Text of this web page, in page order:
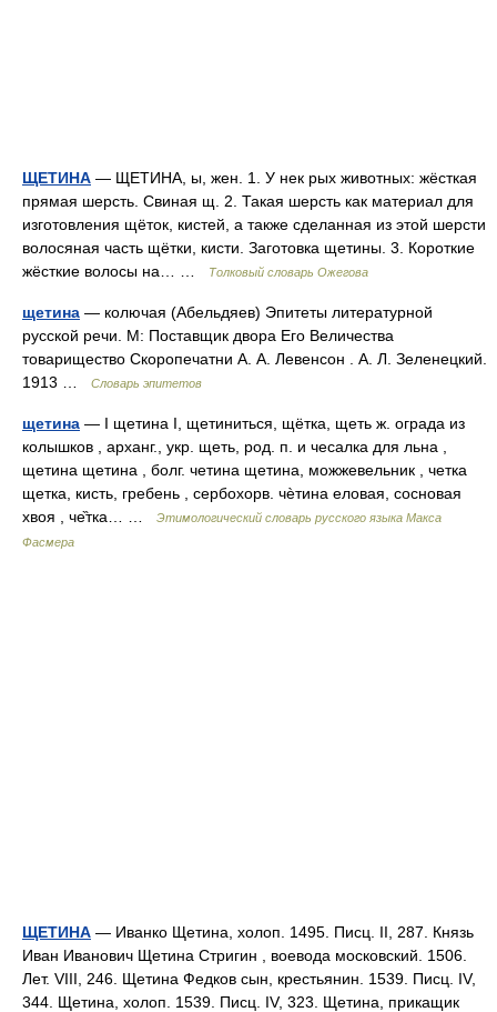
ЩЕТИНА — ЩЕТИНА, ы, жен. 1. У нек рых животных: жёсткая
прямая шерсть. Свиная щ. 2. Такая шерсть как материал для
изготовления щёток, кистей, а также сделанная из этой шерсти
волосяная часть щётки, кисти. Заготовка щетины. 3. Короткие
жёсткие волосы на… …
Толковый словарь Ожегова
щетина — колючая (Абельдяев) Эпитеты литературной
русской речи. М: Поставщик двора Его Величества
товарищество Скоропечатни А. А. Левенсон . А. Л. Зеленецкий.
1913 …
Словарь эпитетов
щетина — I щетина I, щетиниться, щётка, щеть ж. ограда из
колышков , арханг., укр. щеть, род. п. и чесалка для льна ,
щетина щетина , болг. четина щетина, можжевельник , четка
щетка, кисть, гребень , сербохорв. чѐтина еловая, сосновая
хвоя , че̏тка… …
Этимологический словарь русского языка Макса
Фасмера
ЩЕТИНА — Иванко Щетина, холоп. 1495. Писц. II, 287. Князь
Иван Иванович Щетина Стригин , воевода московский. 1506.
Лет. VIII, 246. Щетина Федков сын, крестьянин. 1539. Писц. IV,
344. Щетина, холоп. 1539. Писц. IV, 323. Щетина, прикащик